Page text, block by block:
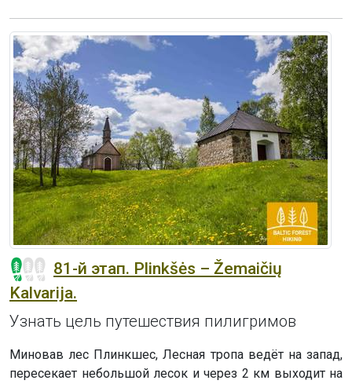
81-й этап. Plinkšės – Žemaičių
Kalvarija.
Узнать цель путешествия пилигримов
Миновав лес Плинкшес, Лесная тропа ведёт на запад,
пересекает небольшой лесок и через 2 км выходит на